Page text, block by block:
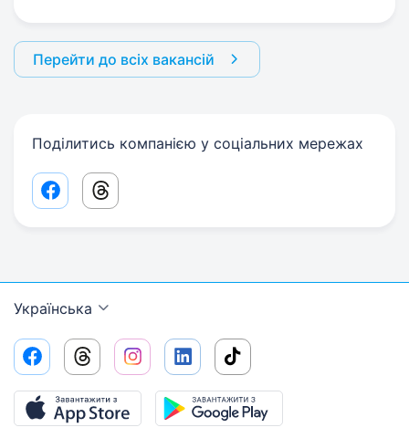
Перейти до всіх вакансій
Поділитись компанією у соціальних мережах
Facebook share link
Threads share link
Українська